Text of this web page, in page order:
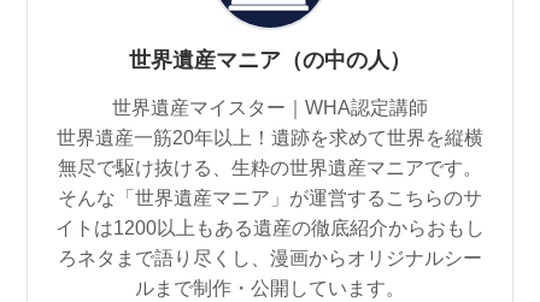
世界遺産マニア（の中の人）
世界遺産マイスター｜WHA認定講師
世界遺産一筋20年以上！遺跡を求めて世界を縦横
無尽で駆け抜ける、生粋の世界遺産マニアです。
そんな「世界遺産マニア」が運営するこちらのサ
イトは1200以上もある遺産の徹底紹介からおもし
ろネタまで語り尽くし、漫画からオリジナルシー
ルまで制作・公開しています。